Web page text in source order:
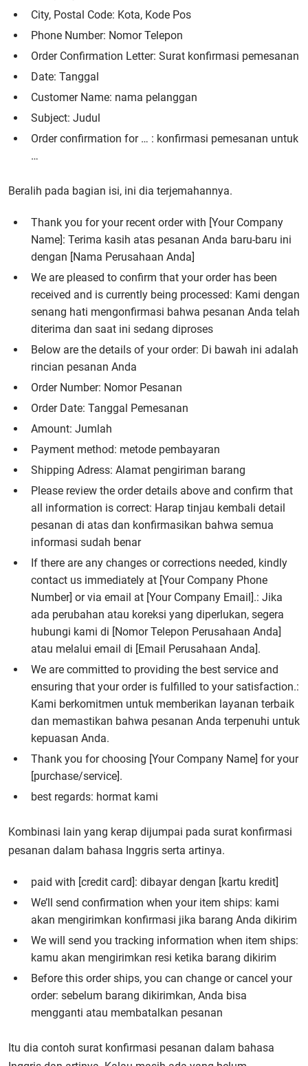
City, Postal Code: Kota, Kode Pos
Phone Number: Nomor Telepon
Order Confirmation Letter: Surat konfirmasi pemesanan
Date: Tanggal
Customer Name: nama pelanggan
Subject: Judul
Order confirmation for … : konfirmasi pemesanan untuk
…
Beralih pada bagian isi, ini dia terjemahannya.
Thank you for your recent order with [Your Company
Name]: Terima kasih atas pesanan Anda baru-baru ini
dengan [Nama Perusahaan Anda]
We are pleased to confirm that your order has been
received and is currently being processed: Kami dengan
senang hati mengonfirmasi bahwa pesanan Anda telah
diterima dan saat ini sedang diproses
Below are the details of your order: Di bawah ini adalah
rincian pesanan Anda
Order Number: Nomor Pesanan
Order Date: Tanggal Pemesanan
Amount: Jumlah
Payment method: metode pembayaran
Shipping Adress: Alamat pengiriman barang
Please review the order details above and confirm that
all information is correct: Harap tinjau kembali detail
pesanan di atas dan konfirmasikan bahwa semua
informasi sudah benar
If there are any changes or corrections needed, kindly
contact us immediately at [Your Company Phone
Number] or via email at [Your Company Email].: Jika
ada perubahan atau koreksi yang diperlukan, segera
hubungi kami di [Nomor Telepon Perusahaan Anda]
atau melalui email di [Email Perusahaan Anda].
We are committed to providing the best service and
ensuring that your order is fulfilled to your satisfaction.:
Kami berkomitmen untuk memberikan layanan terbaik
dan memastikan bahwa pesanan Anda terpenuhi untuk
kepuasan Anda.
Thank you for choosing [Your Company Name] for your
[purchase/service].
best regards: hormat kami
Kombinasi lain yang kerap dijumpai pada surat konfirmasi
pesanan dalam bahasa Inggris serta artinya.
paid with [credit card]: dibayar dengan [kartu kredit]
We’ll send confirmation when your item ships: kami
akan mengirimkan konfirmasi jika barang Anda dikirim
We will send you tracking information when item ships:
kamu akan mengirimkan resi ketika barang dikirim
Before this order ships, you can change or cancel your
order: sebelum barang dikirimkan, Anda bisa
mengganti atau membatalkan pesanan
Itu dia contoh surat konfirmasi pesanan dalam bahasa